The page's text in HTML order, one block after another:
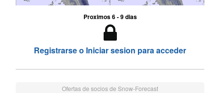
Proximos 6 - 9 dias
Registrarse o Iniciar sesion para acceder
Ofertas de socios de Snow-Forecast